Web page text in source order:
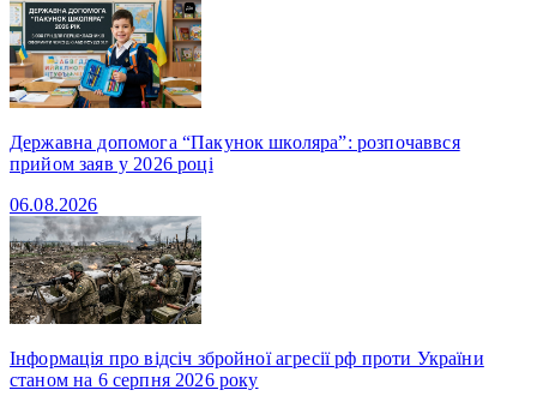
Державна допомога “Пакунок школяра”: розпочаввся
прийом заяв у 2026 році
06.08.2026
Інформація про відсіч збройної агресії рф проти України
станом на 6 серпня 2026 року